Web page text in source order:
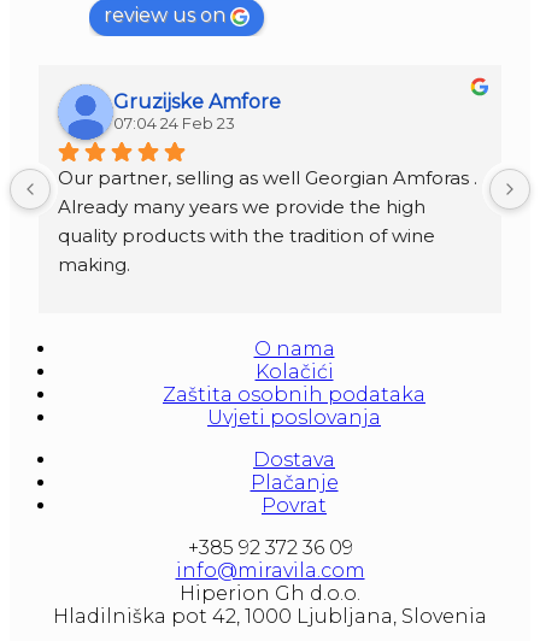
review us on
Gruzijske Amfore
07:04 24 Feb 23
Our partner, selling as well Georgian Amforas .
Already many years we provide the high
quality products with the tradition of wine
making.
At our partners Miravila showroom you can
O nama
Kolačići
Zaštita osobnih podataka
Uvjeti poslovanja
Dostava
Plačanje
Povrat
+385 92 372 36 09
info@miravila.com
Hiperion Gh d.o.o.
Hladilniška pot 42, 1000 Ljubljana, Slovenia